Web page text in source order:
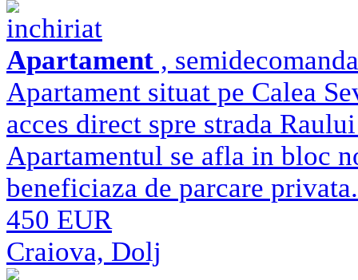
inchiriat
Apartament ,
Apartament situat pe Calea
acces direct spre strada
Apartamentul se afla in bloc
beneficiaza de parcare
450 EUR
Craiova, Dolj